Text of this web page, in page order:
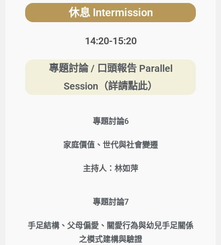
休息 Intermission
14:20-15:20
專題討論 / 口頭報告 Parallel
Session（詳請點此）
專題討論6
家庭價值、世代與社會變遷
主持人：林如萍
專題討論7
手足結構、父母偏愛、關愛行為與幼兒手足關係
之模式建構與驗證